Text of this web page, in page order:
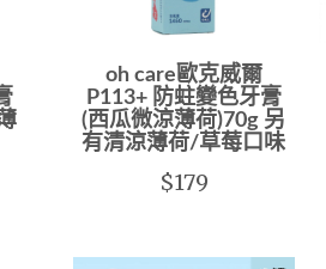
oh care歐克威爾
P113+ 防蛀變色牙膏
(西瓜微涼薄荷)70g 另
有清涼薄荷/草莓口味
$179